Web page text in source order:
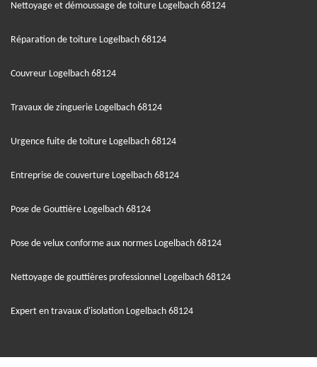
Nettoyage et démoussage de toiture Logelbach 68124
Réparation de toiture Logelbach 68124
Couvreur Logelbach 68124
Travaux de zinguerie Logelbach 68124
Urgence fuite de toiture Logelbach 68124
Entreprise de couverture Logelbach 68124
Pose de Gouttière Logelbach 68124
Pose de velux conforme aux normes Logelbach 68124
Nettoyage de gouttières professionnel Logelbach 68124
Expert en travaux d'isolation Logelbach 68124